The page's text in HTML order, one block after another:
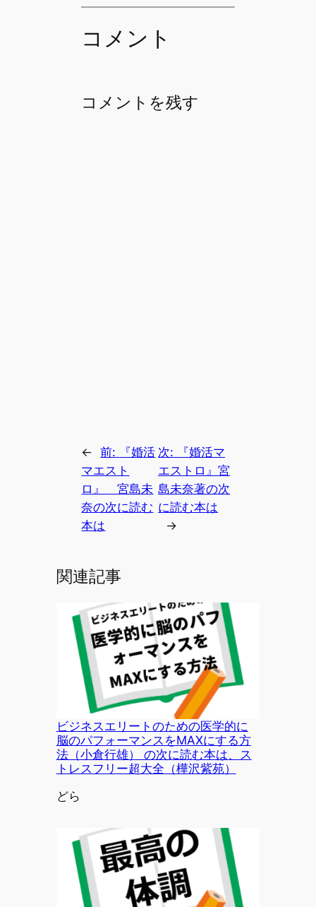
コメント
コメントを残す
← 前:
『婚活
マエスト
ロ』 宮島未
奈の次に読む
本は
次:
『婚活マ
エストロ』宮
島未奈著の次
に読む本は
→
関連記事
ビジネスエリートのための医学的に
脳のパフォーマンスをMAXにする方
法（小倉行雄） の次に読む本は、ス
トレスフリー超大全（樺沢紫苑）
投稿者
どら